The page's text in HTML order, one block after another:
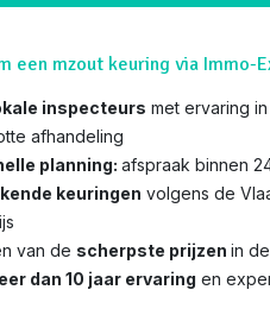
een mzout keuring via Immo-
inspecteurs met ervaring
afhandeling
planning: afspraak binnen
keuringen volgens de
van de scherpste prijzen in
dan 10 jaar ervaring en